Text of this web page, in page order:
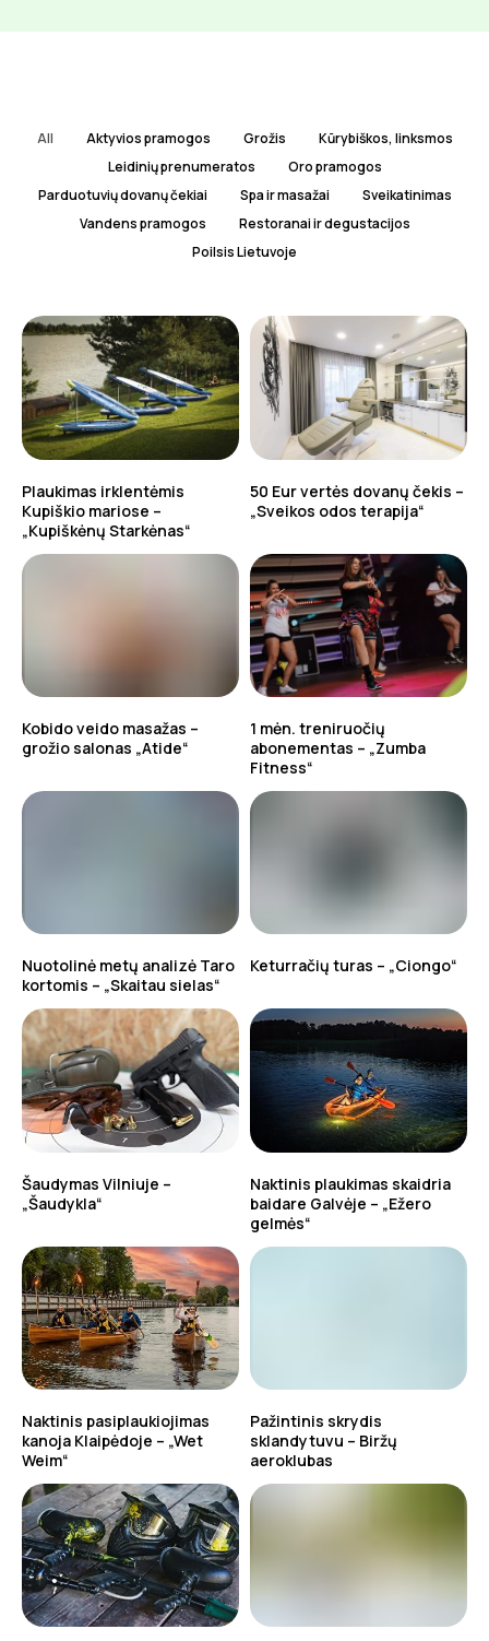
All Aktyvios pramogos Grožis
Kūrybiškos, linksmos
Leidinių prenumeratos
Oro pramogos
Parduotuvių dovanų čekiai
Spa ir masažai
Sveikatinimas
Vandens pramogos
Restoranai ir degustacijos
Poilsis Lietuvoje
Plaukimas irklentėmis
Kupiškio mariose –
„Kupiškėnų Starkėnas“
50 Eur vertės dovanų čekis –
„Sveikos odos terapija“
Kobido veido masažas –
grožio salonas „Atide“
1 mėn. treniruočių
abonementas – „Zumba
Fitness“
Nuotolinė metų analizė Taro
kortomis – „Skaitau sielas“
Keturračių turas – „Ciongo“
Šaudymas Vilniuje –
„Šaudykla“
Naktinis plaukimas skaidria
baidare Galvėje – „Ežero
gelmės“
Naktinis pasiplaukiojimas
kanoja Klaipėdoje – „Wet
Weim“
Pažintinis skrydis
sklandytuvu – Biržų
aeroklubas